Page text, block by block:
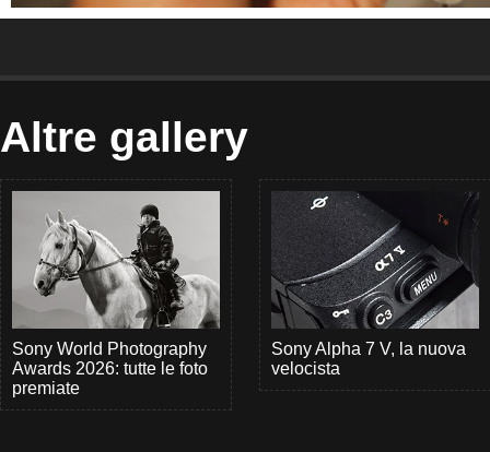
Altre gallery
Sony World Photography
Awards 2026: tutte le foto
premiate
Sony Alpha 7 V, la nuova
velocista